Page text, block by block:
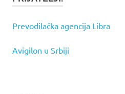
Prevodilačka agencija Libra
Avigilon u Srbiji